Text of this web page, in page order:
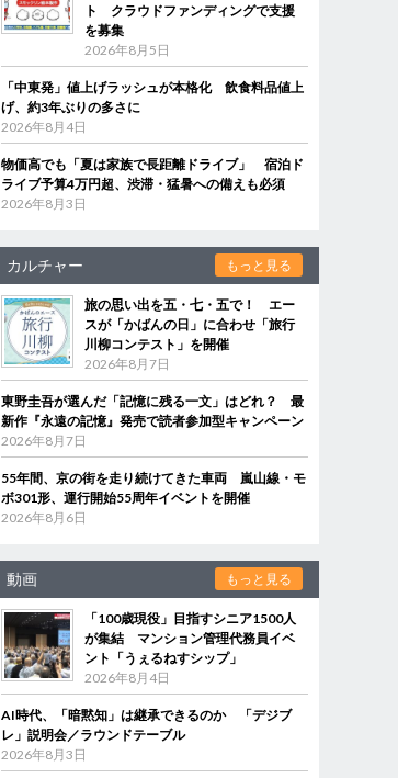
ト クラウドファンディングで支援
を募集
2026年8月5日
「中東発」値上げラッシュが本格化 飲食料品値上
げ、約3年ぶりの多さに
2026年8月4日
物価高でも「夏は家族で長距離ドライブ」 宿泊ド
ライブ予算4万円超、渋滞・猛暑への備えも必須
2026年8月3日
カルチャー もっと見る
旅の思い出を五・七・五で！ エー
スが「かばんの日」に合わせ「旅行
川柳コンテスト」を開催
2026年8月7日
東野圭吾が選んだ「記憶に残る一文」はどれ？ 最
新作『永遠の記憶』発売で読者参加型キャンペーン
2026年8月7日
55年間、京の街を走り続けてきた車両 嵐山線・モ
ボ301形、運行開始55周年イベントを開催
2026年8月6日
動画 もっと見る
「100歳現役」目指すシニア1500人
が集結 マンション管理代務員イベ
ント「うぇるねすシップ」
2026年8月4日
AI時代、「暗黙知」は継承できるのか 「デジブ
レ」説明会／ラウンドテーブル
2026年8月3日